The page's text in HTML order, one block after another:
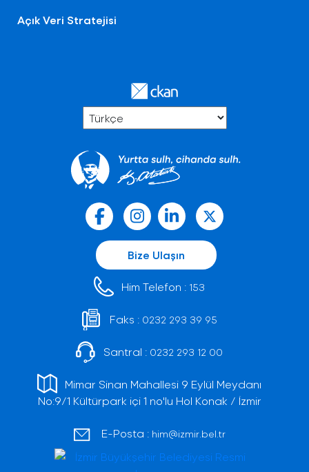
Açık Veri Stratejisi
Bize Ulaşın
Him Telefon : 153
Faks : 0232 293 39 95
Santral : 0232 293 12 00
Mimar Sinan Mahallesi 9 Eylül Meydanı
No:9/1 Kültürpark içi 1 no'lu Hol Konak / İzmir
E-Posta : him@izmir.bel.tr